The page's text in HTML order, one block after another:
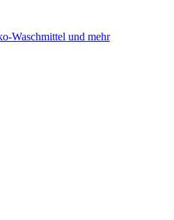
Waschmittel und mehr